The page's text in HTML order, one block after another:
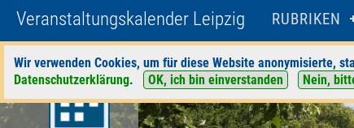
Veranstaltungskalender Leipzig RUBRIKEN
Wir verwenden Cookies, um für diese Website anonymisierte,
Datenschutzerklärung. OK, ich bin einverstanden Nein,